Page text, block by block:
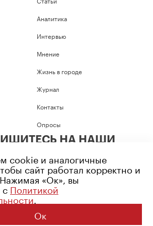
Аналитика
Интервью
Мнение
Жизнь в городе
Журнал
Контакты
Опросы
НА НАШИ
ограничение: 16+
конфиденциальности
© 2026 Все права защищены
cookie и аналогичные
сайт работал корректно и
«Ок», вы
с Политикой
.
Ок